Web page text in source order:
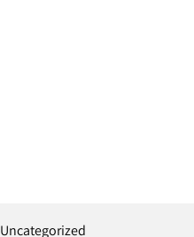
Uncategorized